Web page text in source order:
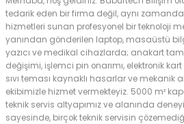
tedarik eden bir firma değil, aynı zamanda
hizmetleri sunan profesyonel bir teknoloji
yanından gönderilen laptop, masaüstü
yazıcı ve medikal cihazlarda; anakart
değişimi, işlemci pin onarımı, elektronik
sıvı teması kaynaklı hasarlar ve mekanik
ekibimizle hizmet vermekteyiz. 5000 m²
teknik servis altyapımız ve alanında
sayesinde, birçok teknik servisin